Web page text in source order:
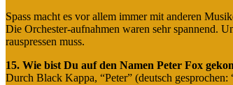
Spass macht es vor allem immer mit anderen
Die Orchester-aufnahmen waren sehr spannend.
rauspressen muss.
15. Wie bist Du auf den Namen Peter Fox
Durch Black Kappa, “Peter” (deutsch gesprochen: